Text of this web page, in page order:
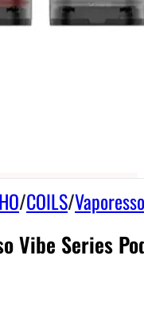
/COILS/
Vibe Series